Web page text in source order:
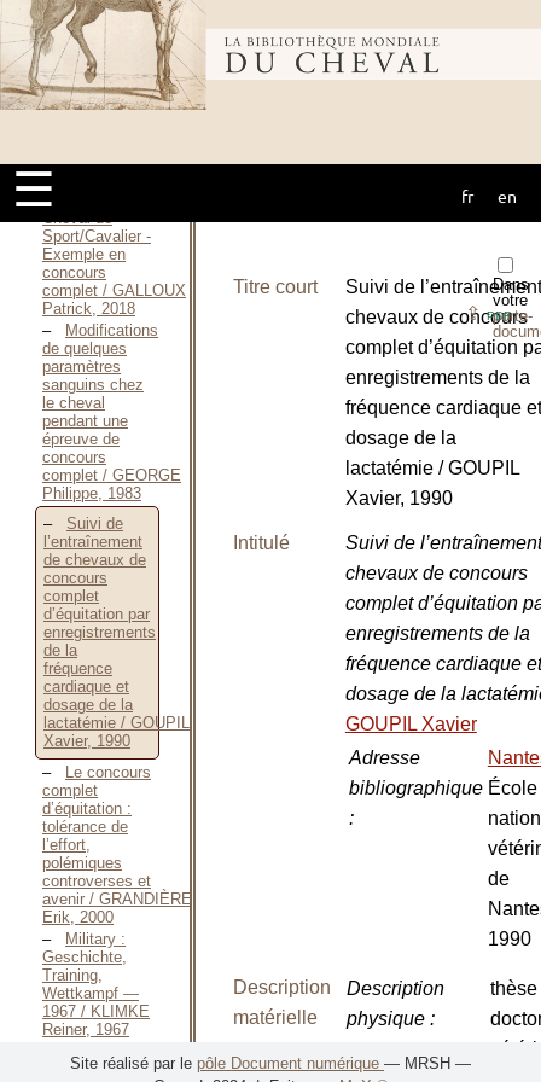
Bibliothèque
mondiale du
cheval
☰ fr en
complet / GALLOUX
Patrick, 1991
Le Concours
complet
d’équitation —
2011 / GALLOUX
L’Entraînement
du couple
Sport/Cavalier -
Exemple en
concours
complet / GALLOUX
Patrick, 2018
Modifications
de quelques
paramètres
sanguins chez
le cheval
pendant une
épreuve de
concours
complet / GEORGE
Philippe, 1983
Suivi de
l’entraînement
de chevaux de
concours
complet
d’équitation par
enregistrements
de la
fréquence
cardiaque et
dosage de la
lactatémie / GOUPIL
Xavier, 1990
Le concours
complet
d’équitation :
tolérance de
l’effort,
polémiques
controverses et
avenir / GRANDIÈRE
Erik, 2000
Military :
Geschichte,
Training,
Wettkampf —
1967 / KLIMKE
Reiner, 1967
complet —
Dans
votre
porte-
⇪PDF
Titre court
Suivi de
chevaux de concours
complet d’équitation
enregistrements de la
fréquence cardiaque et
dosage de la
lactatémie / GOUPIL
Xavier, 1990
Intitulé
Suivi de
chevaux de concours
complet d’équitation
enregistrements de la
fréquence cardiaque et
dosage de la
GOUPIL Xavier
Adresse
bibliographique
:
École
de
1990
Description
matérielle
Description
physique:
thèse
Site réalisé par le pôle Document numérique — MRSH —